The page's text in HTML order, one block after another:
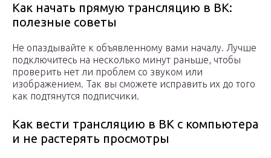
Как начать прямую трансляцию в ВК:
полезные советы
Не опаздывайте к объявленному вами началу. Лучше
подключитесь на несколько минут раньше, чтобы
проверить нет ли проблем со звуком или
изображением. Так вы сможете исправить их до того
как подтянутся подписчики.
Как вести трансляцию в ВК с компьютера
и не растерять просмотры